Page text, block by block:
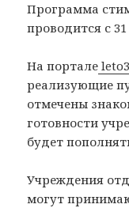
Программа
проводится с
На портале
реализующие
отмечены
готовности
будет
Учреждения
могут